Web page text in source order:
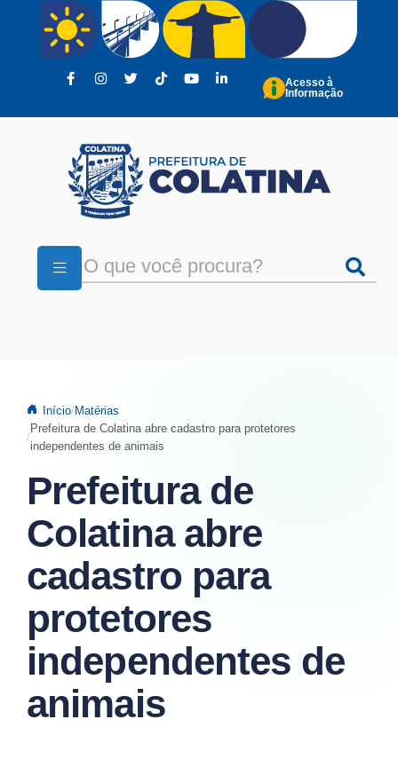
Pular para o conteúdo principal
Acesso à
Informação
Início Matérias
Prefeitura de Colatina abre cadastro para protetores
independentes de animais
Prefeitura de
Colatina abre
cadastro para
protetores
independentes de
animais